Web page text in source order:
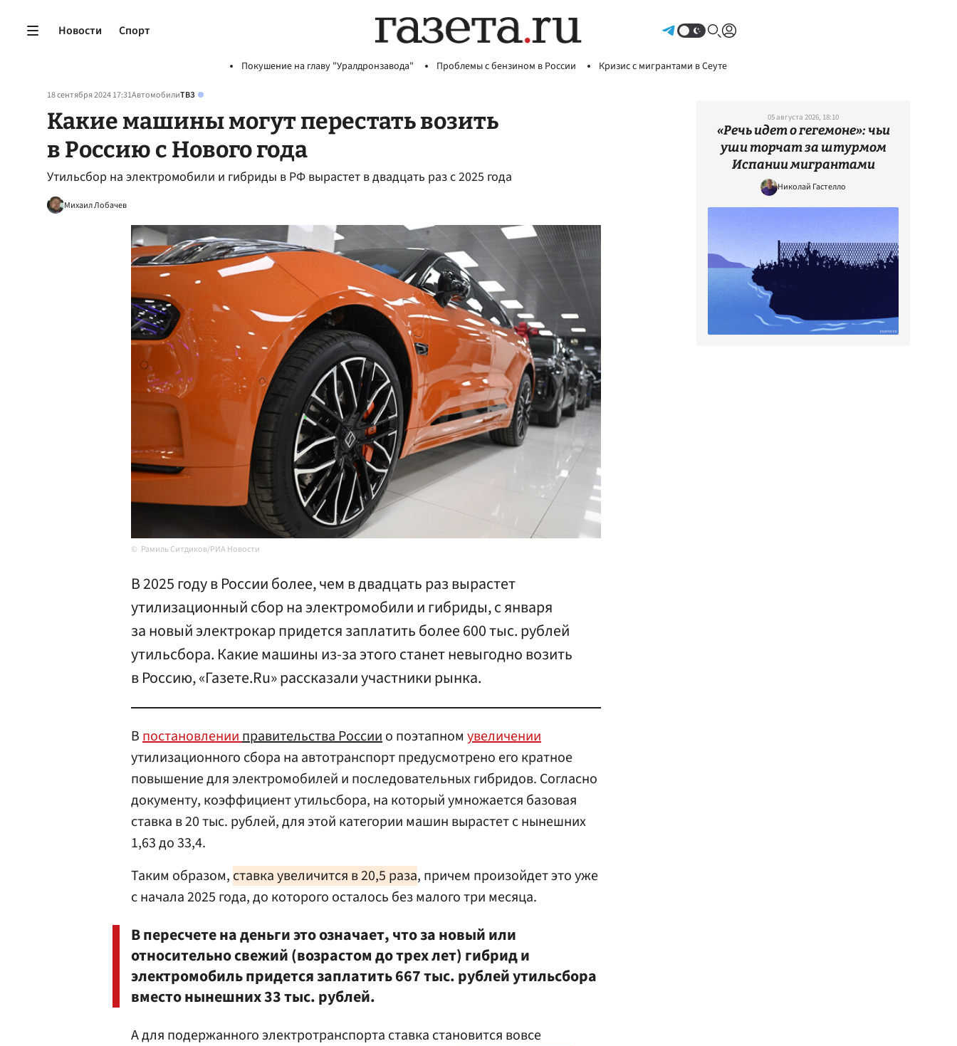
Новости Спорт
Покушение на главу "Уралдронзавода" Проблемы с бензином в России Кризис с мигрантами в Сеуте
18 сентября 2024 17:31АвтомобилиТВЗ
Какие машины могут перестать возить
в Россию с Нового года
Утильсбор на электромобили и гибриды в РФ вырастет в двадцать раз с 2025 года
Михаил Лобачев
Рамиль Ситдиков/РИА Новости
В 2025 году в России более, чем в двадцать раз вырастет
утилизационный сбор на электромобили и гибриды, с января
за новый электрокар придется заплатить более 600 тыс. рублей
утильсбора. Какие машины из-за этого станет невыгодно возить
в Россию, «Газете.Ru» рассказали участники рынка.
Впостановленииправительства Россиио поэтапном увеличении
утилизационного сбора на автотранспорт предусмотрено его кратное
повышение для электромобилей и последовательных гибридов. Согласно
документу, коэффициент утильсбора, на который умножается базовая
ставка в 20 тыс. рублей, для этой категории машин вырастет с нынешних
1,63 до 33,4.
Таким образом, ставка увеличится в 20,5 раза, причем произойдет это уже
с начала 2025 года, до которого осталось без малого три месяца.
В пересчете на деньги это означает, что за новый или
относительно свежий (возрастом до трех лет) гибрид и
электромобиль придется заплатить 667 тыс. рублей утильсбора
вместо нынешних 33 тыс. рублей.
А для подержанного электротранспорта ставка становится вовсе
05 августа 2026, 18:10
«Речь идет о гегемоне»: чьи
уши торчат за штурмом
Испании мигрантами
Николай Гастелло